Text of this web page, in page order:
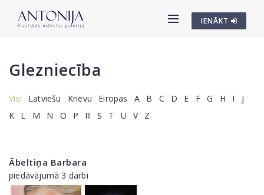
IENĀKT
Glezniecība
Visi Latviešu Krievu Eiropas A B C D E F G H I
J
K
L M N O P R S T U V Z
Ābeltiņa Barbara
piedāvājumā 3 darbi